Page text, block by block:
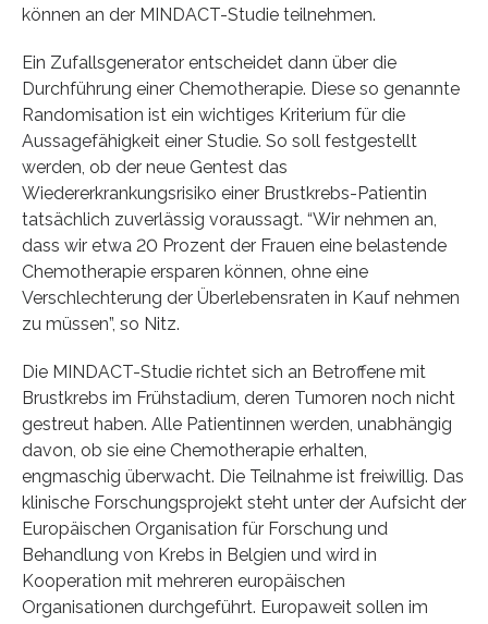
können an der MINDACT-Studie teilnehmen.
Ein Zufallsgenerator entscheidet dann über die
Durchführung einer Chemotherapie. Diese so genannte
Randomisation ist ein wichtiges Kriterium für die
Aussagefähigkeit einer Studie. So soll festgestellt
werden, ob der neue Gentest das
Wiedererkrankungsrisiko einer Brustkrebs-Patientin
tatsächlich zuverlässig voraussagt. “Wir nehmen an,
dass wir etwa 20 Prozent der Frauen eine belastende
Chemotherapie ersparen können, ohne eine
Verschlechterung der Überlebensraten in Kauf nehmen
zu müssen”, so Nitz.
Die MINDACT-Studie richtet sich an Betroffene mit
Brustkrebs im Frühstadium, deren Tumoren noch nicht
gestreut haben. Alle Patientinnen werden, unabhängig
davon, ob sie eine Chemotherapie erhalten,
engmaschig überwacht. Die Teilnahme ist freiwillig. Das
klinische Forschungsprojekt steht unter der Aufsicht der
Europäischen Organisation für Forschung und
Behandlung von Krebs in Belgien und wird in
Kooperation mit mehreren europäischen
Organisationen durchgeführt. Europaweit sollen im